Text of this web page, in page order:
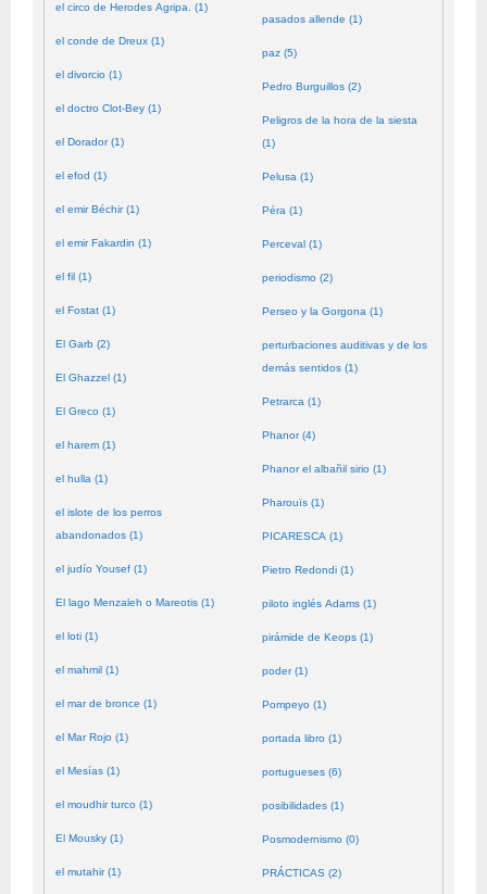
el circo de Herodes Agripa. (1)
el conde de Dreux (1)
el divorcio (1)
el doctro Clot-Bey (1)
el Dorador (1)
el efod (1)
el emir Béchir (1)
el emir Fakardin (1)
el fil (1)
el Fostat (1)
El Garb (2)
El Ghazzel (1)
El Greco (1)
el harem (1)
el hulla (1)
el islote de los perros
abandonados (1)
el judío Yousef (1)
El lago Menzaleh o Mareotis (1)
el loti (1)
el mahmil (1)
el mar de bronce (1)
el Mar Rojo (1)
el Mesías (1)
el moudhir turco (1)
El Mousky (1)
el mutahir (1)
pasados allende (1)
paz (5)
Pedro Burguillos (2)
Peligros de la hora de la siesta
(1)
Pelusa (1)
Péra (1)
Perceval (1)
periodismo (2)
Perseo y la Gorgona (1)
perturbaciones auditivas y de los
demás sentidos (1)
Petrarca (1)
Phanor (4)
Phanor el albañil sirio (1)
Pharouïs (1)
PICARESCA (1)
Pietro Redondi (1)
piloto inglés Adams (1)
pirámide de Keops (1)
poder (1)
Pompeyo (1)
portada libro (1)
portugueses (6)
posibilidades (1)
Posmodernismo (0)
PRÁCTICAS (2)